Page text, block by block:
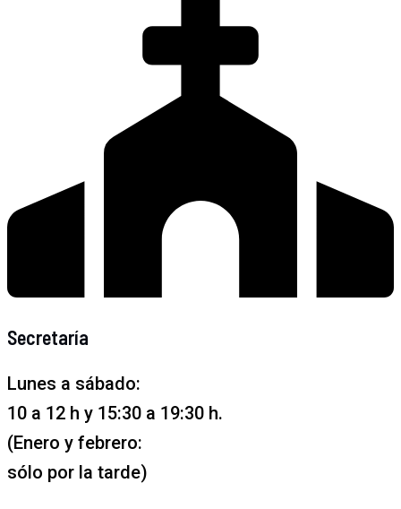
Secretaría
Lunes a sábado:
10 a 12 h y 15:30 a 19:30 h.
(Enero y febrero:
sólo por la tarde)